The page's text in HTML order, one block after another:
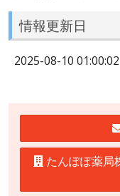
情報更新日
2025-08-10 01:00:02
たんぽぽ薬